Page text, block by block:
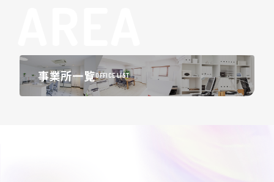
OFFICE LIST
事業所一覧